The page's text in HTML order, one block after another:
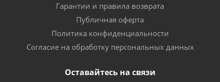
Гарантии и правила возврата
Публичная оферта
Политика конфиденциальности
Согласие на обработку персональных данных
Оставайтесь на связи